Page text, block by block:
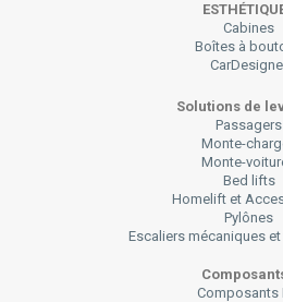
Cabines
Boîtes à
Solutions de
Passagers
Monte-
Monte-
Bed lifts
Homelift et
Pylônes
Escaliers mécaniques
Composants